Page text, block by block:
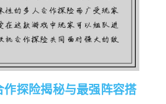
作探险揭秘与最强阵容搭